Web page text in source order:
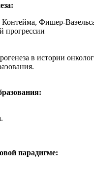
Контейма, Фишер-
прогрессии
в истории
парадигме: